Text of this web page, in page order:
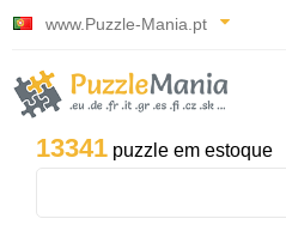
www.Puzzle-Mania.pt
13341 puzzle em estoque